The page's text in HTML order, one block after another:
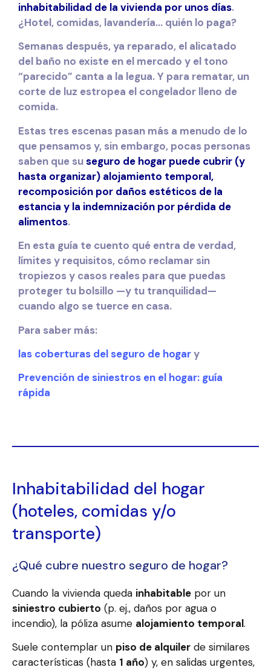
inhabitabilidad de la vivienda por unos días.
¿Hotel, comidas, lavandería… quién lo paga?
Semanas después, ya reparado, el alicatado
del baño no existe en el mercado y el tono
“parecido” canta a la legua. Y para rematar, un
corte de luz estropea el congelador lleno de
comida.
Estas tres escenas pasan más a menudo de lo
que pensamos y, sin embargo, pocas personas
saben que suseguro de hogar puede cubrir (y
hasta organizar) alojamiento temporal,
recomposición por daños estéticos de la
estancia y la indemnización por pérdida de
alimentos.
En esta guía te cuento qué entra de verdad,
límites y requisitos, cómo reclamar sin
tropiezosy casos reales para que puedas
proteger tu bolsillo —y tu tranquilidad—
cuando algo se tuerce en casa.
Para saber más:
las coberturas del seguro de hogary
Prevención de siniestros en el hogar: guía
rápida
Inhabitabilidad del hogar
(hoteles, comidas y/o
transporte)
¿Qué cubre nuestro seguro de hogar?
Cuando la vivienda queda inhabitable por un
siniestro cubierto (p. ej., daños por agua o
incendio), la póliza asume alojamiento temporal.
Suele contemplar un piso de alquiler de similares
características (hasta 1 año) y, en salidas urgentes,